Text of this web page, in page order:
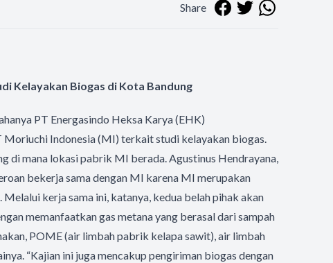
Share
Kelayakan Biogas di Kota Bandung
PT Energasindo Heksa Karya (EHK)
Moriuchi Indonesia (MI) terkait studi kelayakan biogas.
di mana lokasi pabrik MI berada. Agustinus Hendrayana,
bekerja sama dengan MI karena MI merupakan
kerja sama ini, katanya, kedua belah pihak akan
memanfaatkan gas metana yang berasal dari sampah
POME (air limbah pabrik kelapa sawit), air limbah
“Kajian ini juga mencakup pengiriman biogas dengan